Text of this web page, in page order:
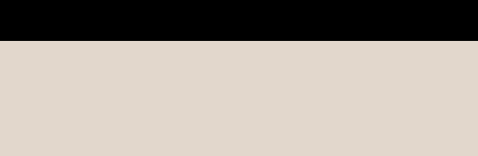
Sancho se esconde en el tinaco, pero